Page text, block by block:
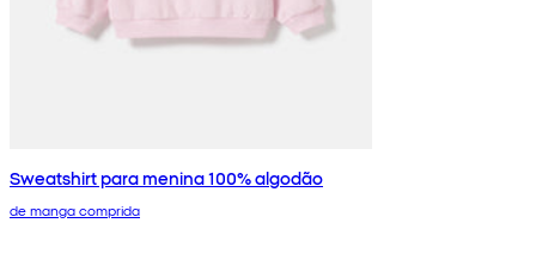
Sweatshirt para menina 100% algodão
de manga comprida